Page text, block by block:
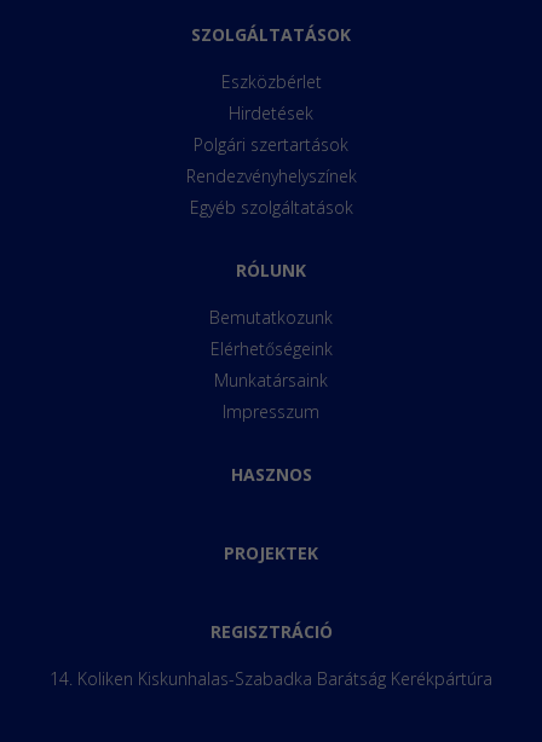
SZOLGÁLTATÁSOK
Eszközbérlet
Hirdetések
Polgári szertartások
Rendezvényhelyszínek
Egyéb szolgáltatások
RÓLUNK
Bemutatkozunk
Elérhetőségeink
Munkatársaink
Impresszum
HASZNOS
PROJEKTEK
REGISZTRÁCIÓ
14. Koliken Kiskunhalas-Szabadka Barátság Kerékpártúra